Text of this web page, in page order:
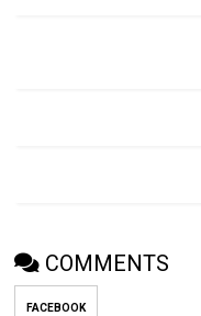
COMMENTS
FACEBOOK